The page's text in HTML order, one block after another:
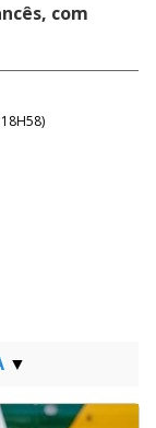
com
)